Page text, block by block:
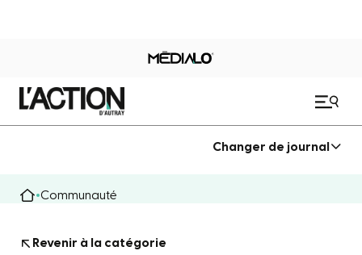
Changer de journal
Communauté
Revenir à la catégorie